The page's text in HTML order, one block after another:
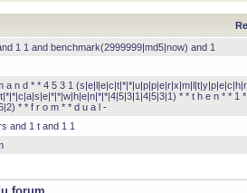
1 1 and benchmark(2999999|md5|now) and 1
a n d * * 4 5 3 1
* * t h e n * * 1
* * f r o m * * d u a l -
and 1 t and 1 1